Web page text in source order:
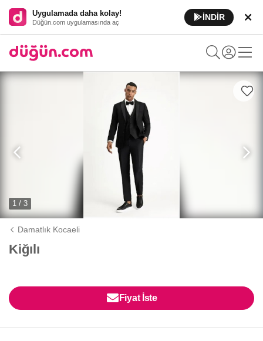
Uygulamada daha kolay!
Düğün.com uygulamasında aç
İNDİR
1 / 3
Damatlık Kocaeli
Kiğılı
Fiyat İste